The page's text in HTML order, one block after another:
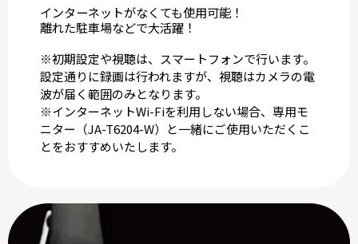
インターネットがなくても使用可能！
離れた駐車場などで大活躍！
※初期設定や視聴は、スマートフォンで行います。
設定通りに録画は行われますが、視聴はカメラの電
波が届く範囲のみとなります。
※インターネットWi-Fiを利用しない場合、専用モ
ニター（JA-T6204-W）と一緒にご使用いただくこ
とをおすすめいたします。